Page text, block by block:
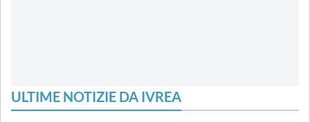
ULTIME NOTIZIE DA IVREA